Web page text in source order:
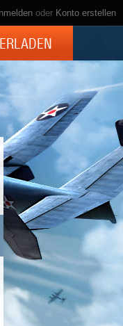
oder Konto erstellen